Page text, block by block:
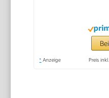
* Anzeige Preis